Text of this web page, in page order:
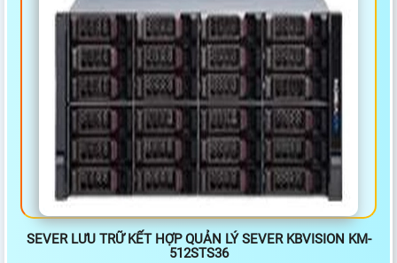
SEVER LƯU TRỮ KẾT HỢP QUẢN LÝ SEVER KBVISION KM-
512STS36